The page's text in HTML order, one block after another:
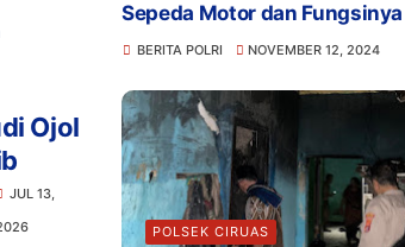
Ojol
JUL 13,
Sepeda Motor dan Fungsinya
BERITA POLRI NOVEMBER 12, 2024
POLSEK CIRUAS